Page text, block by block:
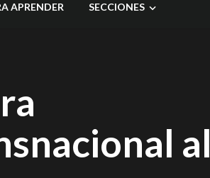
APRENDER SECCIONES
al